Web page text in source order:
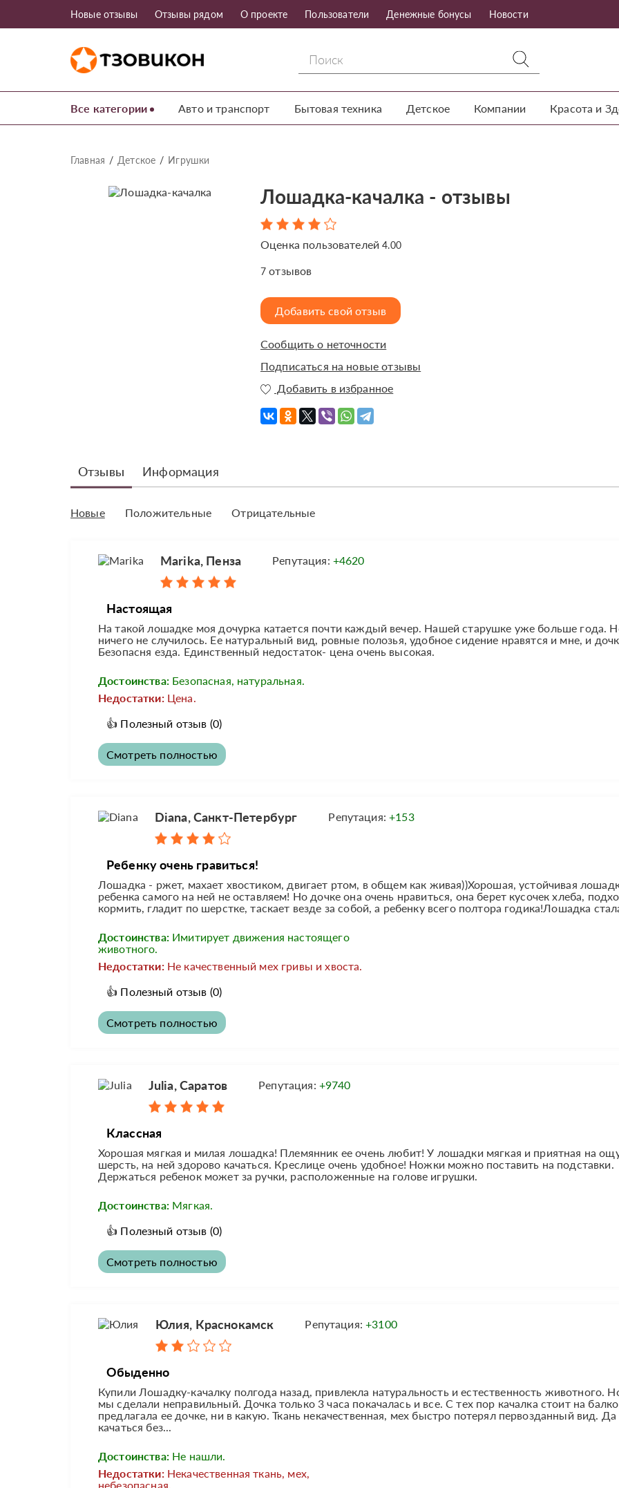
Новые отзывы Отзывы рядом О проекте Пользователи Денежные бонусы Новости
Все категории Авто и транспорт Бытовая техника Детское Компании Красота и
Главная Детское Игрушки
Лошадка-качалка - отзывы
Оценка пользователей4.00
7 отзывов
Добавить свой отзыв
Сообщить о неточности
Подписаться на новые отзывы
Добавить в избранное
Отзывы Информация
Новые Положительные Отрицательные
Marika, Пенза Репутация: +4620
Настоящая
На такой лошадке моя дочурка катается почти каждый вечер. Нашей старушке уже больше года.
ничего не случилось. Ее натуральный вид, ровные полозья, удобное сидение нравятся и мне, и
Безопасня езда. Единственный недостаток- цена очень высокая.
Достоинства: Безопасная, натуральная.
Недостатки: Цена.
👍 Полезный отзыв (0)
Смотреть полностью
Diana, Санкт-Петербург Репутация:+153
Ребенку очень гравиться!
Лошадка - ржет, махает хвостиком, двигает ртом, в общем как живая))Хорошая, устойчивая
ребенка самого на ней не оставляем! Но дочке она очень нравиться, она берет кусочек хлеба,
кормить, гладит по шерстке, таскает везде за собой, а ребенку всего полтора годика!Лошадка
Достоинства: Имитирует движения настоящего
животного.
Недостатки: Не качественный мех гривы и хвоста.
👍 Полезный отзыв (0)
Смотреть полностью
Julia, Саратов Репутация: +9740
Классная
Хорошая мягкая и милая лошадка! Племянник ее очень любит! У лошадки мягкая и приятная на
шерсть, на ней здорово качаться. Креслице очень удобное! Ножки можно поставить на подставки.
Держаться ребенок может за ручки, расположенные на голове игрушки.
Достоинства: Мягкая.
👍 Полезный отзыв (0)
Смотреть полностью
Юлия, Краснокамск Репутация:+3100
Обыденно
Купили Лошадку-качалку полгода назад, привлекла натуральность и естественность животного.
мы сделали неправильный. Дочка только 3 часа покачалась и все. С тех пор качалка стоит на
предлагала ее дочке, ни в какую. Ткань некачественная, мех быстро потерял первозданный вид. Да
качаться без...
Достоинства: Не нашли.
Недостатки: Некачественная ткань, мех,
небезопасная.